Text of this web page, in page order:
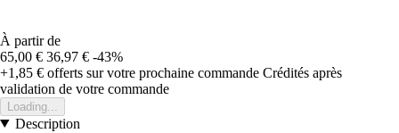
À partir de
65,00 € 36,97 € -43%
+1,85 € offerts sur votre prochaine commande Crédités après
validation de votre commande
Loading...
Description